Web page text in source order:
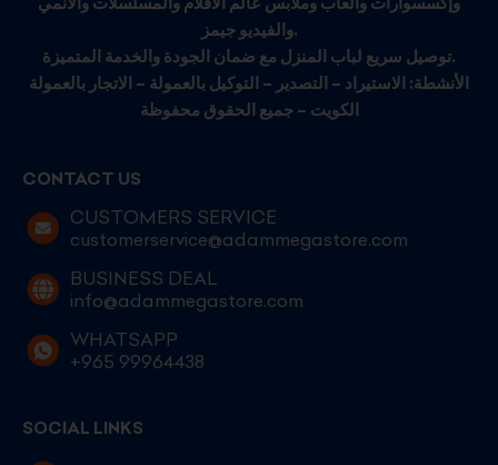
والفيديو جيمز.
توصيل سريع لباب المنزل مع ضمان الجودة والخدمة المتميزة.
الأنشطة: الاستيراد – التصدير – التوكيل بالعمولة – الاتجار بالعمولة
الكويت – جميع الحقوق محفوظة
CONTACT US
CUSTOMERS SERVICE
customerservice@adammegastore.com
BUSINESS DEAL
info@adammegastore.com
WHATSAPP
+965 99964438
SOCIAL LINKS